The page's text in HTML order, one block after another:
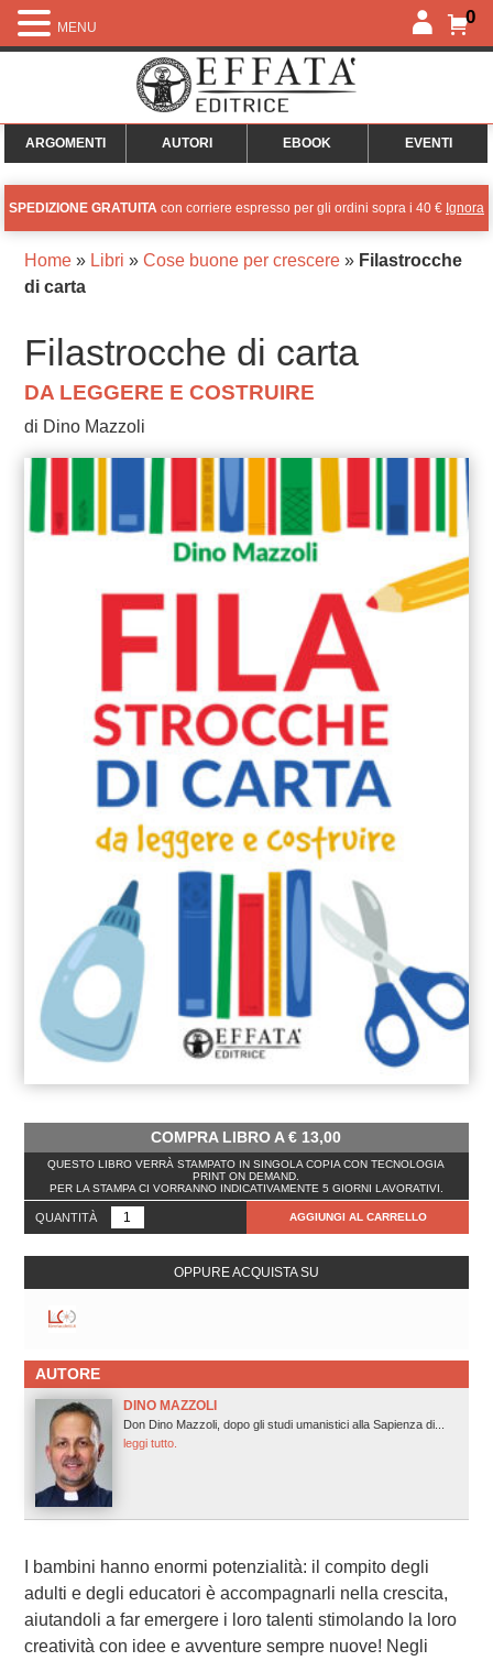
0
ARGOMENTI AUTORI EBOOK EVENTI
SPEDIZIONE GRATUITA con corriere espresso per gli ordini sopra i 40 € Ignora
Home» Libri » Cose buone per crescere» Filastrocche
di carta
Filastrocche di carta
DA LEGGERE E COSTRUIRE
di Dino Mazzoli
COMPRA LIBRO A€ 13,00
QUESTO LIBRO VERRÀ STAMPATO IN SINGOLA COPIA CON TECNOLOGIA
PRINT ON DEMAND.
PER LA STAMPA CI VORRANNO INDICATIVAMENTE 5 GIORNI LAVORATIVI.
QUANTITÀ AGGIUNGI AL CARRELLO
OPPURE ACQUISTA SU
AUTORE
DINO MAZZOLI
Don Dino Mazzoli, dopo gli studi umanistici alla Sapienza di...
leggi tutto.
I bambini hanno enormi potenzialità: il compito degli
adulti e degli educatori è accompagnarli nella crescita,
aiutandoli a far emergere i loro talenti stimolando la loro
creatività con idee e avventure sempre nuove! Negli
MENU